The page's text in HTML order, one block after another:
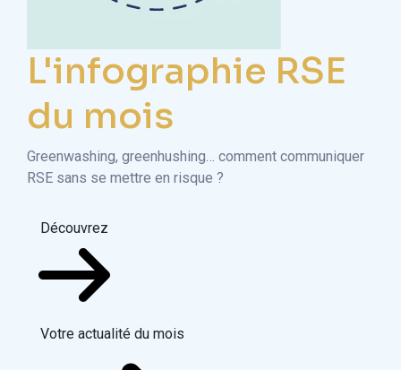
L'infographie RSE
du mois
Greenwashing, greenhushing… comment communiquer
RSE sans se mettre en risque ?
Découvrez
Votre actualité du mois